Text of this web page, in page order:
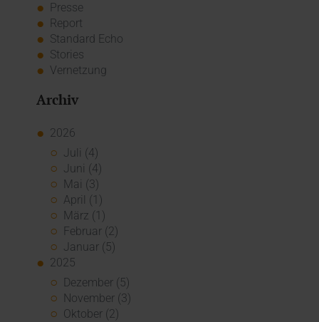
Presse
Report
Standard Echo
Stories
Vernetzung
Archiv
2026
Juli (4)
Juni (4)
Mai (3)
April (1)
März (1)
Februar (2)
Januar (5)
2025
Dezember (5)
November (3)
Oktober (2)